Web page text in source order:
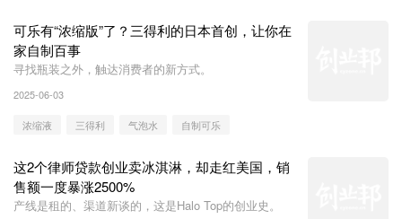
可乐有“浓缩版”了？三得利的日本首创，让你在
家自制百事
寻找瓶装之外，触达消费者的新方式。
2025-06-03
浓缩液 三得利 气泡水 自制可乐
这2个律师贷款创业卖冰淇淋，却走红美国，销
售额一度暴涨2500%
产线是租的、渠道新谈的，这是Halo Top的创业史。